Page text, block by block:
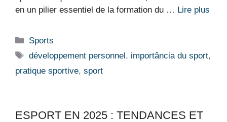
en un pilier essentiel de la formation du … Lire plus
Catégories
Sports
Étiquettes
développement personnel, importância du sport,
pratique sportive, sport
ESPORT EN 2025 : TENDANCES ET